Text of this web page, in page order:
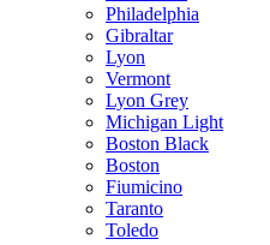
Philadelphia
Gibraltar
Lyon
Vermont
Lyon Grey
Michigan Light
Boston Black
Boston
Fiumicino
Taranto
Toledo